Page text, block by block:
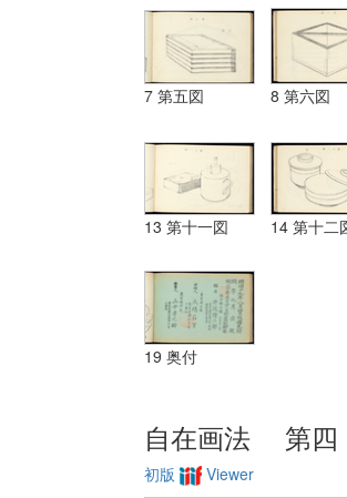
7 第五図 8 第六図
13 第十一図 14 第十二
19 奥付
自在画法 第四
初版 Viewer